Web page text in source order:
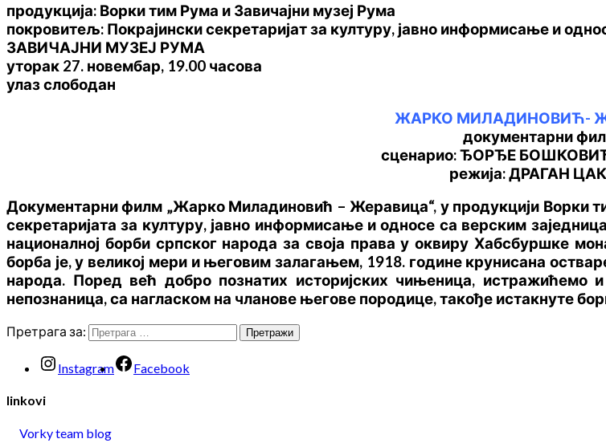
продукција: Ворки тим Рума и Завичајни музеј Рума
покровитељ: Покрајински секретаријат за културу, јавно информисање и
ЗАВИЧАЈНИ МУЗЕЈ РУМА
уторак 27. новембар, 19.00 часова
улаз слободан
ЖАРКО МИЛАДИНОВИЋ-
документарни
сценарио: ЂОРЂЕ
режија: ДРАГАН
Документарни филм „Жарко Миладиновић – Жеравица“, у продукцији Ворки
секретаријата за културу, јавно информисање и односе са верским
националној борби српског народа за своја права у оквиру Хабсбуршке
борба је, у великој мери и његовим залагањем, 1918. године крунисана
народа. Поред већ добро познатих историјских чињеница,
непознаница, са нагласком на чланове његове породице, такође истакнуте
Претрага за:
Instagram Facebook
linkovi
Vorky team blog